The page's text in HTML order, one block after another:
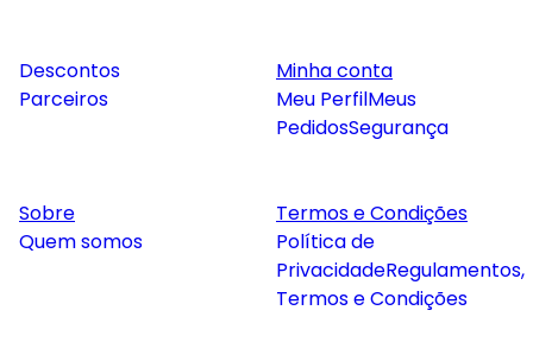
Descontos
Parceiros
Minha conta
Meu PerfilMeus
PedidosSegurança
Sobre
Quem somos
Termos e Condições
Política de
PrivacidadeRegulamentos,
Termos e Condições